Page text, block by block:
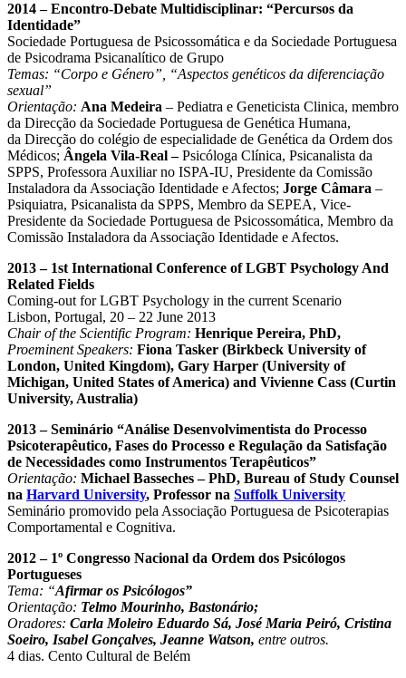
2014 – Encontro-Debate Multidisciplinar: “Percursos da
Identidade”
Sociedade Portuguesa de Psicossomática e da Sociedade Portuguesa
de Psicodrama Psicanalítico de Grupo
Temas: “Corpo e Género”, “Aspectos genéticos da diferenciação
sexual”
Orientação: Ana Medeira – Pediatra e Geneticista Clinica, membro
da Direcção da Sociedade Portuguesa de Genética Humana,
da Direcção do colégio de especialidade de Genética da Ordem dos
Médicos; Ângela Vila-Real –Psicóloga Clínica, Psicanalista da
SPPS, Professora Auxiliar no ISPA-IU, Presidente da Comissão
Instaladora da Associação Identidade e Afectos; Jorge Câmara –
Psiquiatra, Psicanalista da SPPS, Membro da SEPEA, Vice-
Presidente da Sociedade Portuguesa de Psicossomática, Membro da
Comissão Instaladora da Associação Identidade e Afectos.
2013 – 1st International Conference of LGBT Psychology And
Related Fields
Coming-out for LGBT Psychology in the current Scenario
Lisbon, Portugal, 20 – 22 June 2013
Chair of the Scientific Program: Henrique Pereira, PhD,
Proeminent Speakers: Fiona Tasker (Birkbeck University of
London, United Kingdom), Gary Harper (University of
Michigan, United States of America) and Vivienne Cass (Curtin
University, Australia)
2013 – Seminário “Análise Desenvolvimentista do Processo
Psicoterapêutico, Fases do Processo e Regulação da Satisfação
de Necessidades como Instrumentos Terapêuticos”
Orientação: Michael Basseches – PhD, Bureau of Study Counsel
na Harvard University, Professor na Suffolk University
Seminário promovido pela Associação Portuguesa de Psicoterapias
Comportamental e Cognitiva.
2012 – 1º Congresso Nacional da Ordem dos Psicólogos
Portugueses
Tema: “Afirmar os Psicólogos”
Orientação: Telmo Mourinho, Bastonário;
Oradores: Carla Moleiro Eduardo Sá, José Maria Peiró, Cristina
Soeiro, Isabel Gonçalves, Jeanne Watson, entre outros.
4 dias. Cento Cultural de Belém